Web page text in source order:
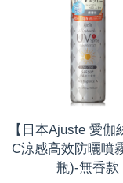
【日本Ajuste 愛伽
C涼感高效防曬噴
瓶)-無香款